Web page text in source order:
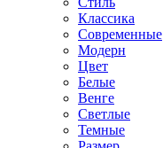
Классика
Современные
Модерн
Цвет
Белые
Венге
Светлые
Темные